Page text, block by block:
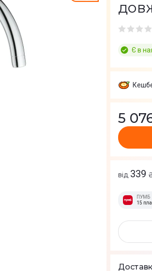
Є в
5
від 339
ПУМБ
15